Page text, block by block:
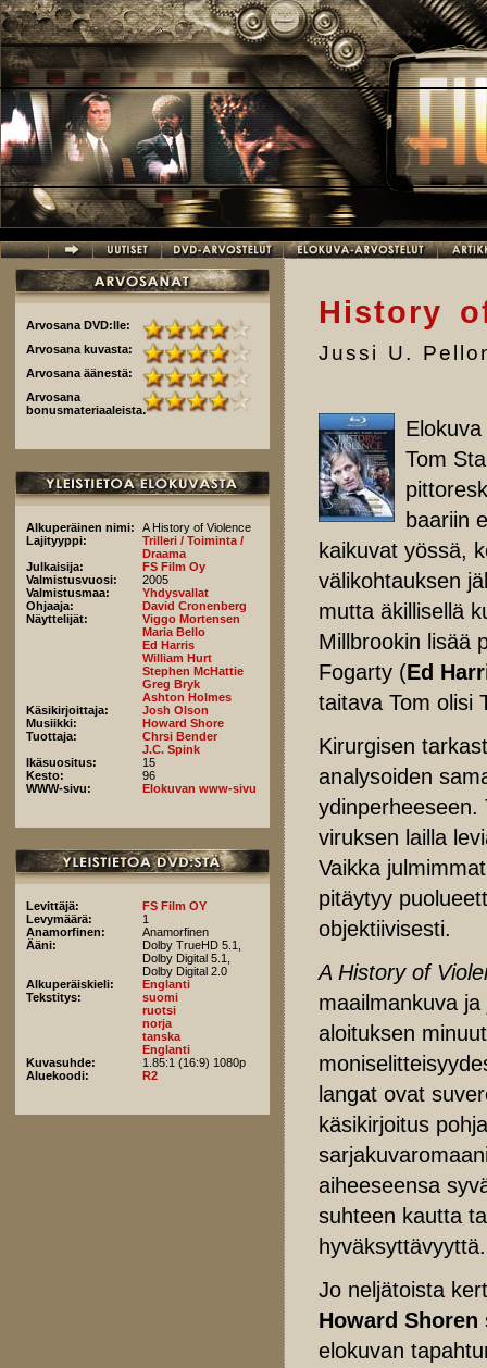
Hyppää pääsisältöön
Arvosana DVD:lle:
Arvosana kuvasta:
Arvosana äänestä:
Arvosana
bonusmateriaaleista:
Alkuperäinen nimi:
A History of Violence
Lajityyppi:
Trilleri / Toiminta /
Draama
Julkaisija:
FS Film Oy
Valmistusvuosi:
2005
Valmistusmaa:
Yhdysvallat
Ohjaaja:
David Cronenberg
Näyttelijät:
Viggo Mortensen
Maria Bello
Ed Harris
William Hurt
Stephen McHattie
Greg Bryk
Ashton Holmes
Käsikirjoittaja:
Josh Olson
Musiikki:
Howard Shore
Tuottaja:
Chrsi Bender
J.C. Spink
Ikäsuositus:
15
Kesto:
96
WWW-sivu:
Elokuvan www-sivu
Levittäjä:
FS Film OY
Levymäärä:
1
Anamorfinen:
Anamorfinen
Ääni:
Dolby TrueHD 5.1,
Dolby Digital 5.1,
Dolby Digital 2.0
Alkuperäiskieli:
Englanti
Tekstitys:
suomi
ruotsi
norja
tanska
Englanti
Kuvasuhde:
1.85:1 (16:9) 1080p
Aluekoodi:
R2
History
Jussi U.
Elokuva
Tom
baariin
kaikuvat yössä,
välikohtauksen
mutta äkillisellä
Millbrookin lisää
Fogarty (Ed
taitava Tom olisi
Kirurgisen
analysoiden
ydinperheeseen.
viruksen lailla
Vaikka
pitäytyy
objektiivisesti.
A History of
maailmankuva
aloituksen
langat ovat
käsikirjoitus
aiheeseensa
suhteen kautta
hyväksyttävyyttä.
Jo neljätoista
Howard Shoren
elokuvan